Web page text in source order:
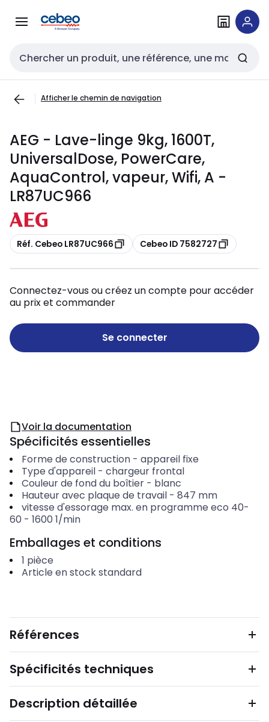
navigationau
Entrée de recherche
Afficher le chemin de navigation
AEG - Lave-linge 9kg, 1600T,
UniversalDose, PowerCare,
AquaControl, vapeur, Wifi, A -
LR87UC966
Copier
Réf. Cebeo LR87UC966 Copier
Cebeo ID 7582727
Connectez-vous ou créez un compte pour accéder
au prix et commander
Se connecter
Voir la documentation
Spécificités essentielles
Forme de construction- appareil fixe
Type d'appareil- chargeur frontal
Couleur de fond du boîtier- blanc
Hauteur avec plaque de travail- 847 mm
vitesse d'essorage max. en programme eco 40-
60 - 1600 1/min
Emballages et conditions
1 pièce
Article en stock standard
Références
Spécificités techniques
Description détaillée